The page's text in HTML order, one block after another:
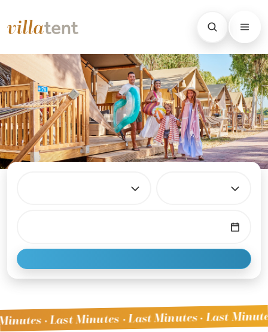
· Last Minutes· Last Minutes · Last